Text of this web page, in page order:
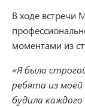
В ходе встречи
моментами из
«Я была
ребята из моей
будила